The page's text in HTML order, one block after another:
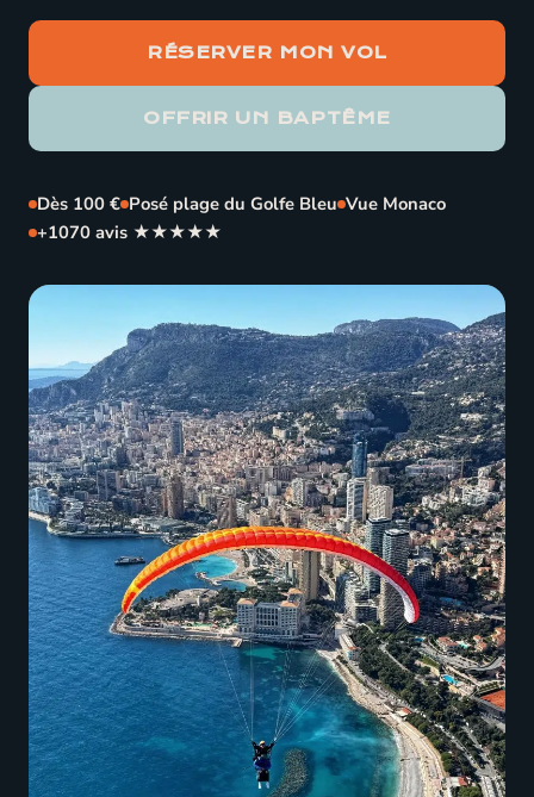
RÉSERVER MON VOL
OFFRIR UN BAPTÊME
Dès 100 € Posé plage du Golfe Bleu Vue Monaco
+1070 avis ★★★★★